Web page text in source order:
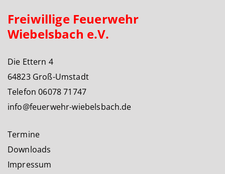
Freiwillige Feuerwehr
Wiebelsbach e.V.
Die Ettern 4
64823 Groß-Umstadt
Telefon 06078 71747
info@feuerwehr-wiebelsbach.de
Termine
Downloads
Impressum